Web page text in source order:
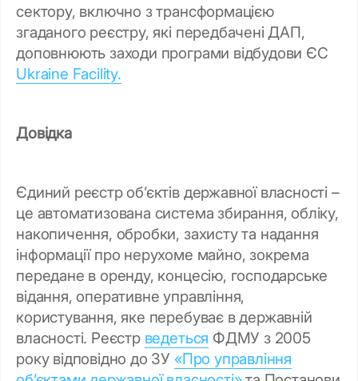
сектору, включно з трансформацією
згаданого реєстру, які передбачені ДАП,
доповнюють заходи програми відбудови ЄС
Ukraine Facility.
Довідка
Єдиний реєстр об’єктів державної власності –
це автоматизована система збирання, обліку,
накопичення, обробки, захисту та надання
інформації про нерухоме майно, зокрема
передане в оренду, концесію, господарське
відання, оперативне управління,
користування, яке перебуває в державній
власності. Реєстр ведеться ФДМУ з 2005
року відповідно до ЗУ «Про управління